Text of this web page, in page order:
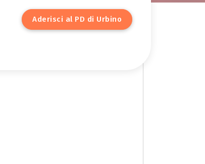
Aderisci al PD di Urbino